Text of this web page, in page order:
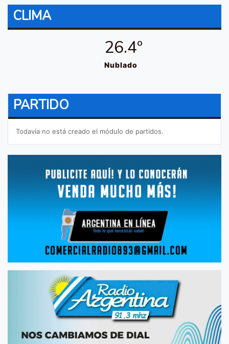
CLIMA
26.4º
Nublado
PARTIDO
Todavía no está creado el módulo de partidos.